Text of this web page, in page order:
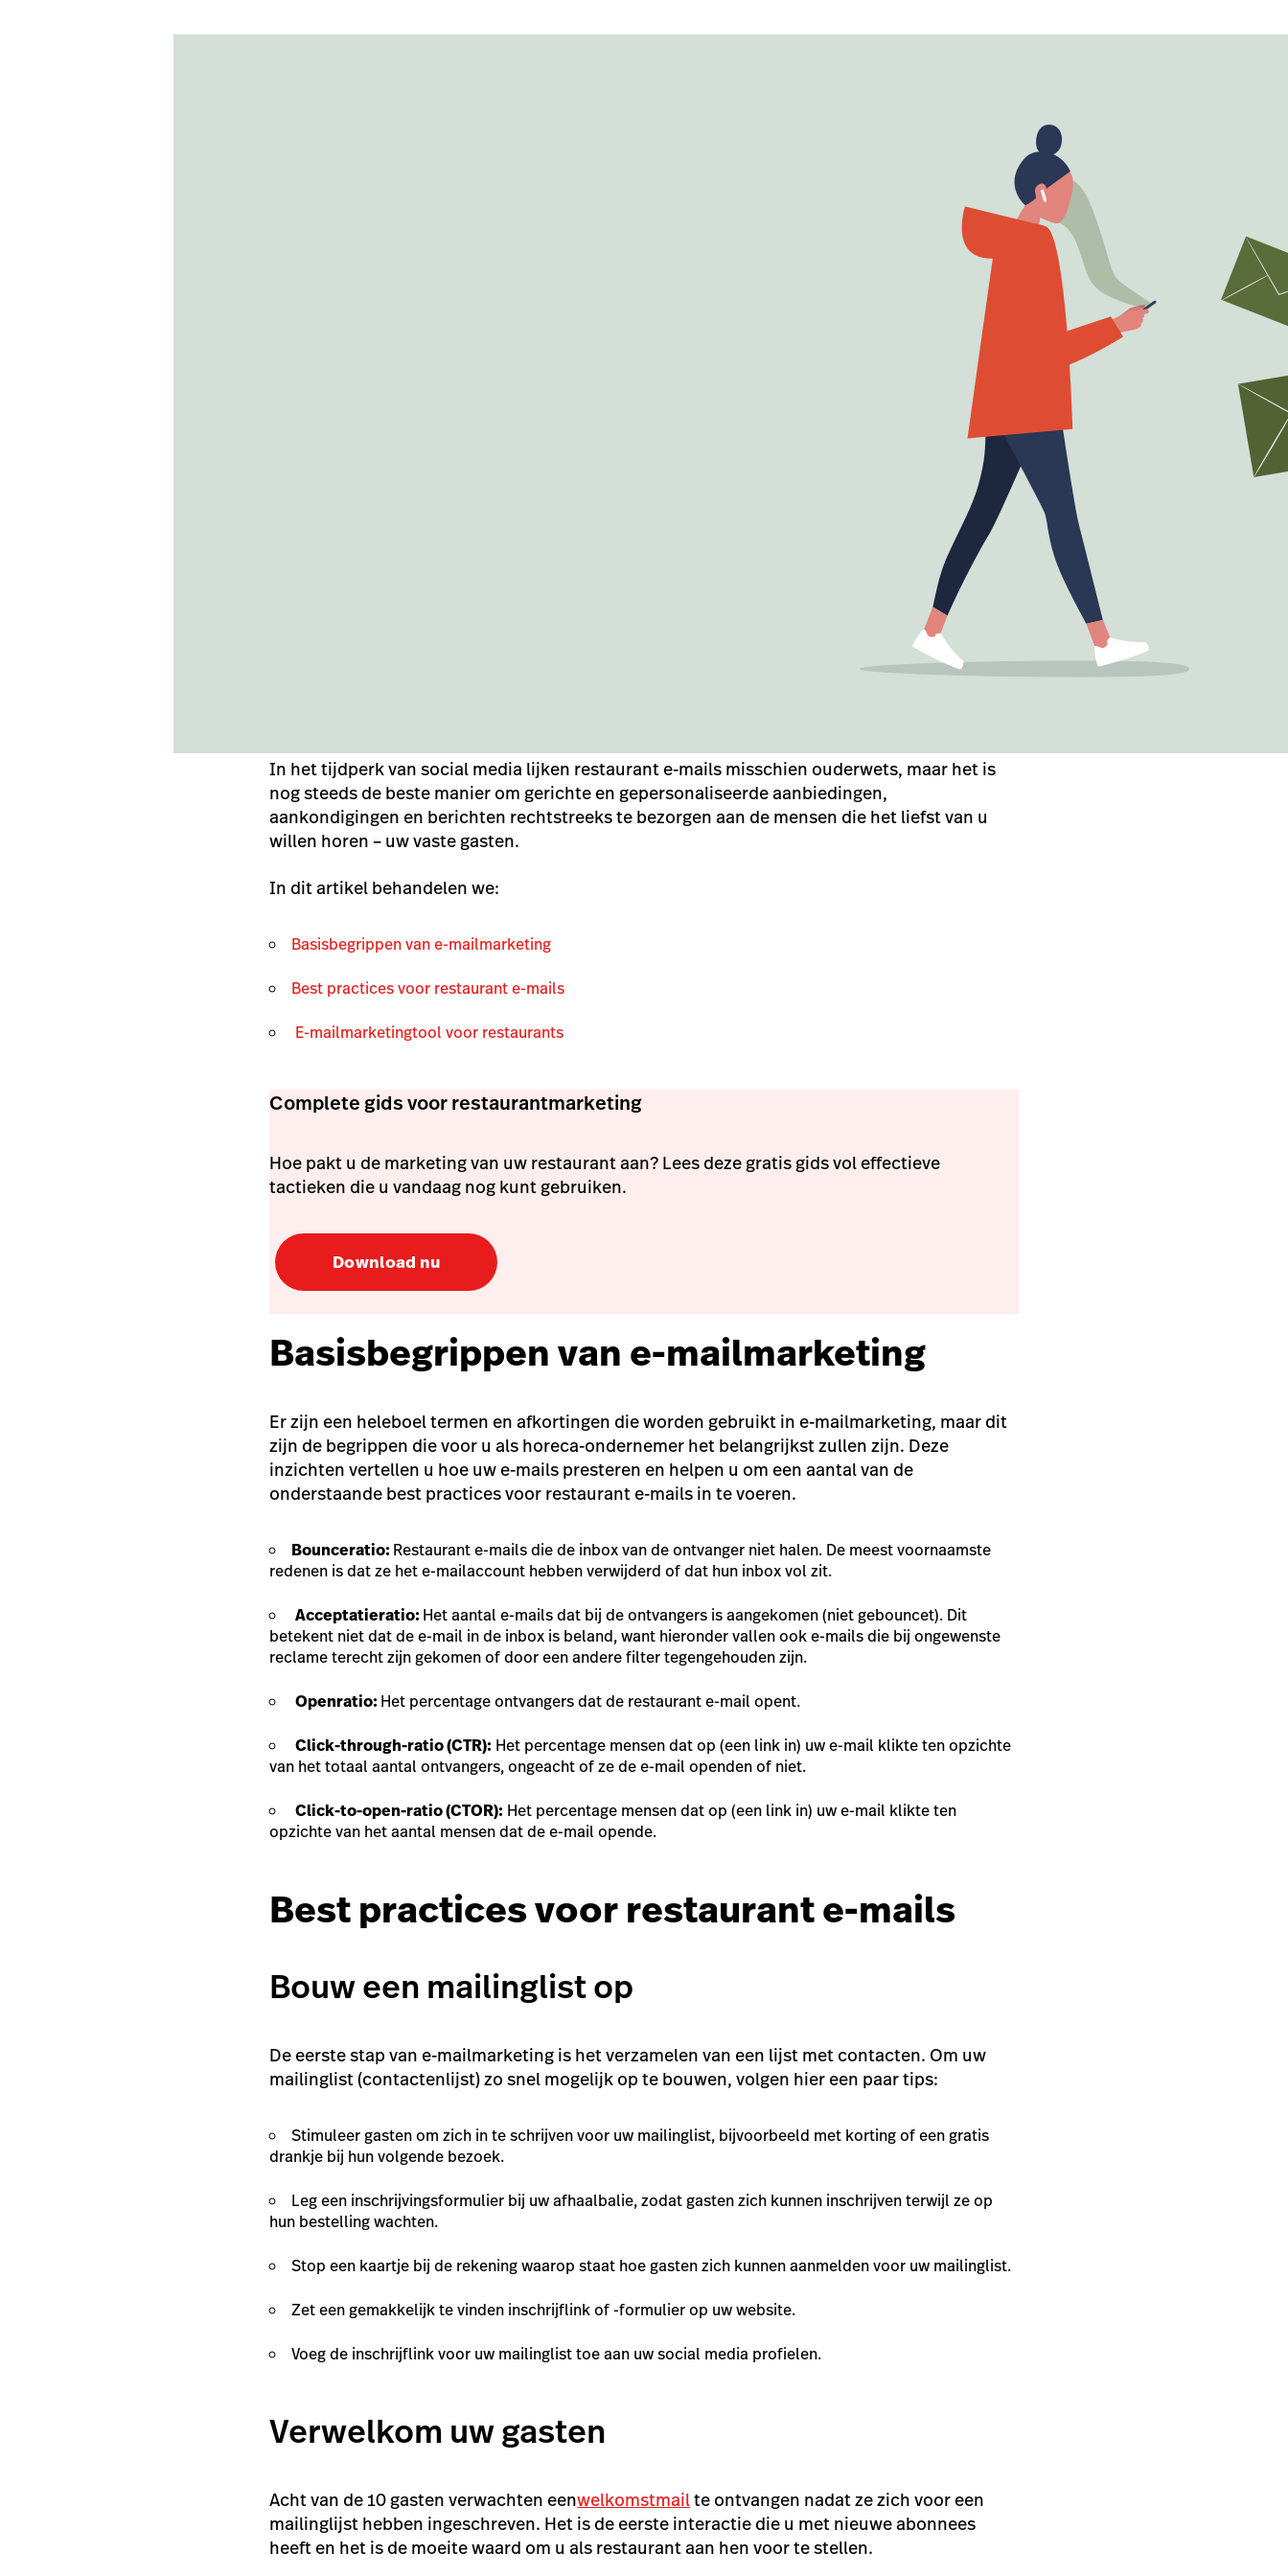
In het tijdperk van social media lijken restaurant e-mails misschien ouderwets, maar het is
nog steeds de beste manier om gerichte en gepersonaliseerde aanbiedingen,
aankondigingen en berichten rechtstreeks te bezorgen aan de mensen die het liefst van u
willen horen – uw vaste gasten.
In dit artikel behandelen we:
Basisbegrippen van e-mailmarketing
Best practices voor restaurant e-mails
E-mailmarketingtool voor restaurants
Complete gids voor restaurantmarketing
Hoe pakt u de marketing van uw restaurant aan? Lees deze gratis gids vol effectieve
tactieken die u vandaag nog kunt gebruiken.
Download nu
Basisbegrippen van e-mailmarketing
Er zijn een heleboel termen en afkortingen die worden gebruikt in e-mailmarketing, maar dit
zijn de begrippen die voor u als horeca-ondernemer het belangrijkst zullen zijn. Deze
inzichten vertellen u hoe uw e-mails presteren en helpen u om een aantal van de
onderstaande best practices voor restaurant e-mails in te voeren.
Bounceratio: Restaurant e-mails die de inbox van de ontvanger niet halen. De meest voornaamste
redenen is dat ze het e-mailaccount hebben verwijderd of dat hun inbox vol zit.
Acceptatieratio: Het aantal e-mails dat bij de ontvangers is aangekomen (niet gebouncet). Dit
betekent niet dat de e-mail in de inbox is beland, want hieronder vallen ook e-mails die bij ongewenste
reclame terecht zijn gekomen of door een andere filter tegengehouden zijn.
Openratio: Het percentage ontvangers dat de restaurant e-mail opent.
Click-through-ratio (CTR): Het percentage mensen dat op (een link in) uw e-mail klikte ten opzichte
van het totaal aantal ontvangers, ongeacht of ze de e-mail openden of niet.
Click-to-open-ratio (CTOR): Het percentage mensen dat op (een link in) uw e-mail klikte ten
opzichte van het aantal mensen dat de e-mail opende.
Best practices voor restaurant e-mails
Bouw een mailinglist op
De eerste stap van e-mailmarketing is het verzamelen van een lijst met contacten. Om uw
mailinglist (contactenlijst) zo snel mogelijk op te bouwen, volgen hier een paar tips:
Stimuleer gasten om zich in te schrijven voor uw mailinglist, bijvoorbeeld met korting of een gratis
drankje bij hun volgende bezoek.
Leg een inschrijvingsformulier bij uw afhaalbalie, zodat gasten zich kunnen inschrijven terwijl ze op
hun bestelling wachten.
Stop een kaartje bij de rekening waarop staat hoe gasten zich kunnen aanmelden voor uw mailinglist.
Zet een gemakkelijk te vinden inschrijflink of -formulier op uw website.
Voeg de inschrijflink voor uw mailinglist toe aan uw social media profielen.
Verwelkom uw gasten
Acht van de 10 gasten verwachten eenwelkomstmailte ontvangen nadat ze zich voor een
mailinglijst hebben ingeschreven. Het is de eerste interactie die u met nieuwe abonnees
heeft en het is de moeite waard om u als restaurant aan hen voor te stellen.